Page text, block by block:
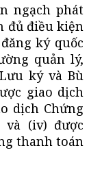
ngạch phát
đủ điều kiện
ký quốc
quản lý,
ký và Bù
giao dịch
dịch Chứng
(iv) được
thanh toán